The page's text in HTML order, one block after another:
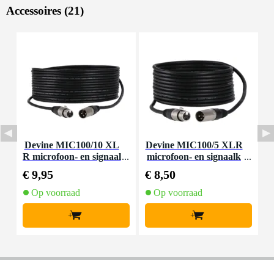
Accessoires (21)
Devine MIC100/10 XL
R microfoon- en signaal
€ 9,95
Op voorraad
+
Devine MIC100/5 XLR
microfoon- en signaalk
€ 8,50
Op voorraad
+